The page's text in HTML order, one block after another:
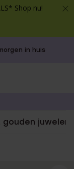
Shop nu!
in huis
juwelen